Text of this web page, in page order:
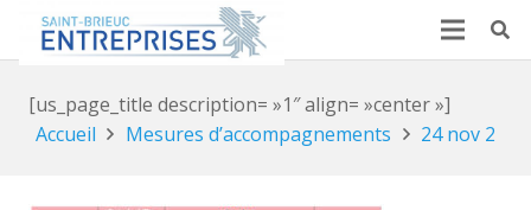
[us_page_title description= »1″ align= »center »]
Accueil
Mesures d’accompagnements 24 nov 2